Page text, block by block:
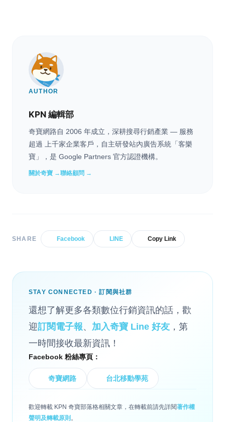
AUTHOR
KPN 編輯部
奇寶網路自 2006 年成立，深耕搜尋行銷產業 — 服務
超過 上千家企業客戶，自主研發站內廣告系統「客樂
寶」，是 Google Partners 官方認證機構。
關於奇寶 →聯絡顧問 →
SHARE Facebook LINE Copy Link
STAY CONNECTED · 訂閱與社群
還想了解更多各類數位行銷資訊的話，歡
迎訂閱電子報、 加入奇寶 Line 好友 ，第
一時間接收最新資訊！
Facebook 粉絲專頁：
奇寶網路 台北移動學苑
歡迎轉載 KPN 奇寶部落格相關文章，在轉載前請先詳閱著作權
聲明及轉載原則 。